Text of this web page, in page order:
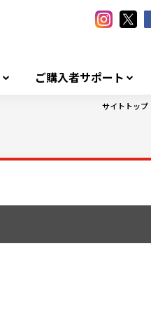
ご購入者サポート
サイトトップ